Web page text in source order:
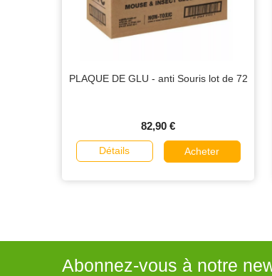
PLAQUE DE GLU - anti Souris lot de 72
82,90 €
Détails Acheter
Abonnez-vous à notre